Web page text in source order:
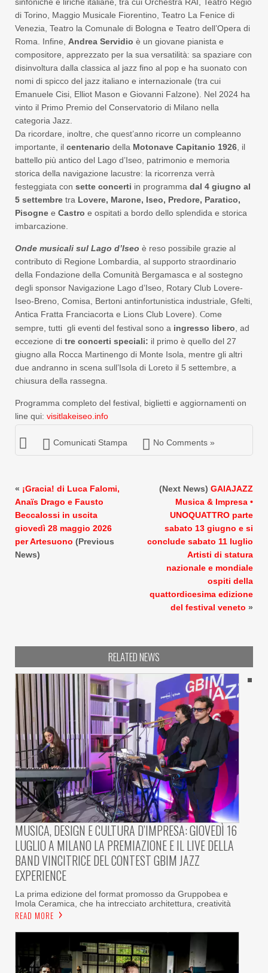
di Torino, Maggio Musicale Fiorentino, Teatro La Fenice di
Venezia, Teatro la Comunale di Bologna e Teatro dell’Opera di
Roma. Infine, Andrea Servidio è un giovane pianista e
compositore, apprezzato per la sua versatilità: sa spaziare con
disinvoltura dalla classica al jazz fino al pop e ha suonato con
nomi di spicco del jazz italiano e internazionale (tra cui
Emanuele Cisi, Elliot Mason e Giovanni Falzone). Nel 2024 ha
vinto il Primo Premio del Conservatorio di Milano nella
categoria Jazz.
Da ricordare, inoltre, che quest’anno ricorre un compleanno
importante, il centenario della Motonave Capitanio 1926 , il
battello più antico del Lago d’Iseo, patrimonio e memoria
storica della navigazione lacustre: la ricorrenza verrà
festeggiata con sette concerti in programma dal 4 giugno al
5 settembre tra Lovere, Marone, Iseo, Predore, Paratico,
Pisogne e Castro e ospitati a bordo dello splendida e storica
imbarcazione.
Onde musicali sul Lago d’Iseo è reso possibile grazie al
contributo di Regione Lombardia, al supporto straordinario
della Fondazione della Comunità Bergamasca e al sostegno
degli sponsor Navigazione Lago d’Iseo, Rotary Club Lovere-
Iseo-Breno, Comisa, Bertoni antinfortunistica industriale, Gfelti,
Antica Fratta Franciacorta e Lions Club Lovere). Come
sempre, tutti gli eventi del festival sono a ingresso libero , ad
eccezione di tre concerti speciali: il primo è quello del 27
giugno alla Rocca Martinengo di Monte Isola, mentre gli altri
due andranno in scena sull’Isola di Loreto il 5 settembre, a
chiusura della rassegna.
Programma completo del festival, biglietti e aggiornamenti on
line qui: visitlakeiseo.info
Comunicati Stampa No Comments »
« ¡Gracia! di Luca Falomi,
Anaïs Drago e Fausto
Beccalossi in uscita
giovedì 28 maggio 2026
per Artesuono (Previous
News)
(Next News) GAIAJAZZ
Musica & Impresa •
UNOQUATTRO parte
sabato 13 giugno e si
conclude sabato 11 luglio
Artisti di statura
nazionale e mondiale
ospiti della
quattordicesima edizione
del festival veneto »
RELATED NEWS
MUSICA, DESIGN E CULTURA D’IMPRESA: GIOVEDÌ 16
LUGLIO A MILANO LA PREMIAZIONE E IL LIVE DELLA
BAND VINCITRICE DEL CONTEST GBIM JAZZ
EXPERIENCE
La prima edizione del format promosso da Gruppobea e
Imola Ceramica, che ha intrecciato architettura, creatività
READ MORE